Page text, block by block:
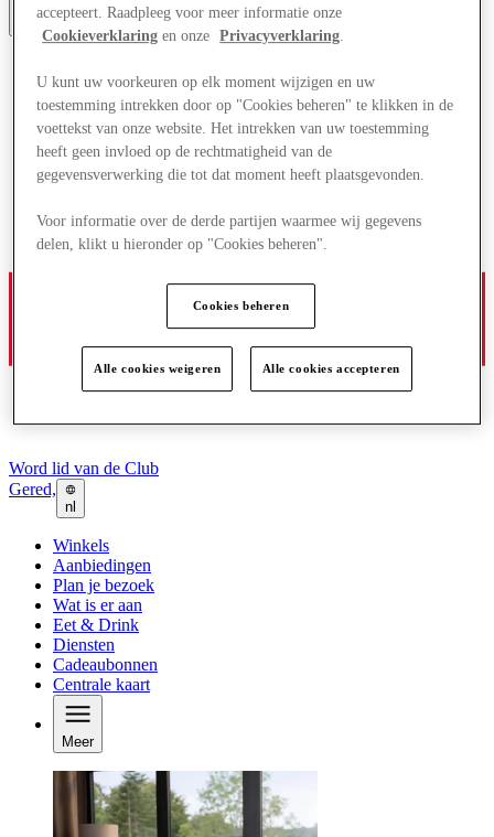
Word lid van de Club
Gered,
nl
Winkels
Aanbiedingen
Plan je bezoek
Wat is er aan
Eet & Drink
Diensten
Cadeaubonnen
Centrale kaart
Meer
accepteert. Raadpleeg voor meer informatie onze
Cookieverklaring en onze Privacyverklaring.
U kunt uw voorkeuren op elk moment wijzigen en uw
toestemming intrekken door op "Cookies beheren" te klikken in de
voettekst van onze website. Het intrekken van uw toestemming
heeft geen invloed op de rechtmatigheid van de
gegevensverwerking die tot dat moment heeft plaatsgevonden.
Voor informatie over de derde partijen waarmee wij gegevens
delen, klikt u hieronder op "Cookies beheren".
Cookies beheren
Alle cookies weigeren Alle cookies accepteren